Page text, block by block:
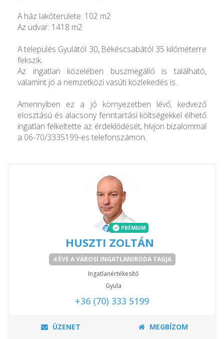
A ház lakóterülete: 102 m2
Az udvar: 1418 m2
A település Gyulától 30, Békéscsabától 35 kilóméterre
fekszik.
Az ingatlan közelében buszmegálló is található,
valamint jó a nemzetközi vasúti közlekedés is.
Amennyiben ez a jó környezetben lévő, kedvező
elosztású és alacsony fenntartási költségekkel élhető
ingatlan felkeltette az érdeklődését, hívjon bizalommal
a 06-70/3335199-es telefonszámon.
PRÉMIUM
HUSZTI ZOLTÁN
4 ÉVE A VÁROSI INGATLANIRODA TAGJA
Ingatlanértékesítő
Gyula
+36 (70) 333 5199
ÜZENET MEGBÍZOM